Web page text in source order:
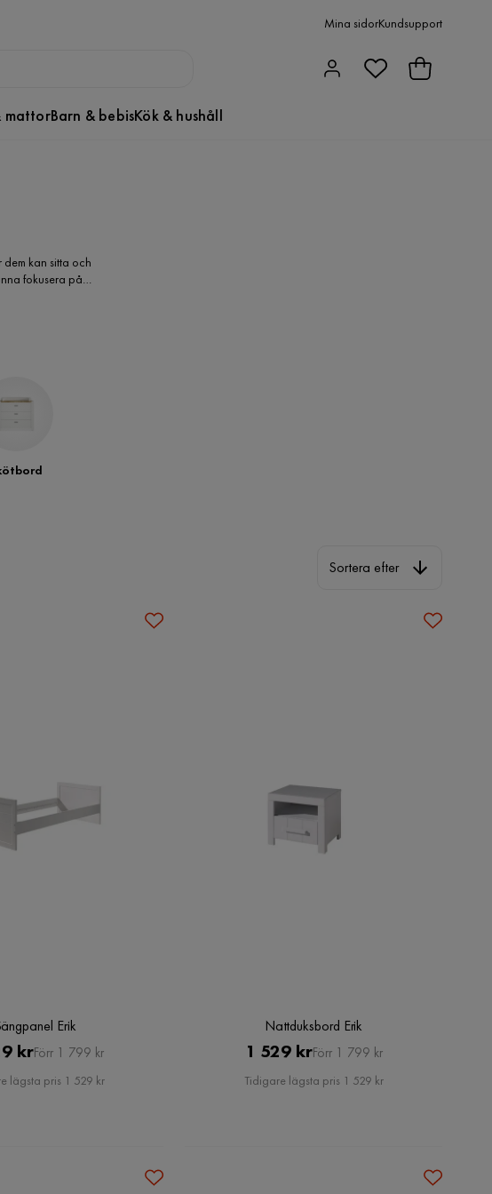
Mina sidorKundsupport
mattorBarn & bebisKök & hushåll
kan sitta och
fokusera på
jämföra de olika
Sortera efter
Erik
Pris
krOriginal
Pris
Förr 1 799 kr
lägsta pris 1 529 kr
Nattduksbord Erik
Pris
1 529 krOriginal
Pris
Förr 1 799 kr
Tidigare lägsta pris 1 529 kr